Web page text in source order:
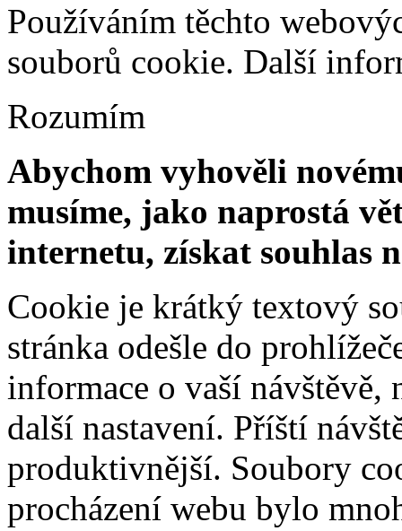
Používáním těchto
souborů cookie. Další
Rozumím
Abychom vyhověli
musíme, jako naprostá
internetu, získat souhlas
Cookie je krátký textový
stránka odešle do
informace o vaší
další nastavení. Příští
produktivnější. Soubory
procházení webu bylo